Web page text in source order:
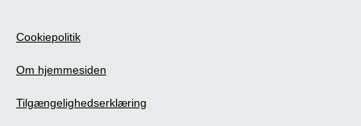
Cookiepolitik
Om hjemmesiden
Tilgængelighedserklæring